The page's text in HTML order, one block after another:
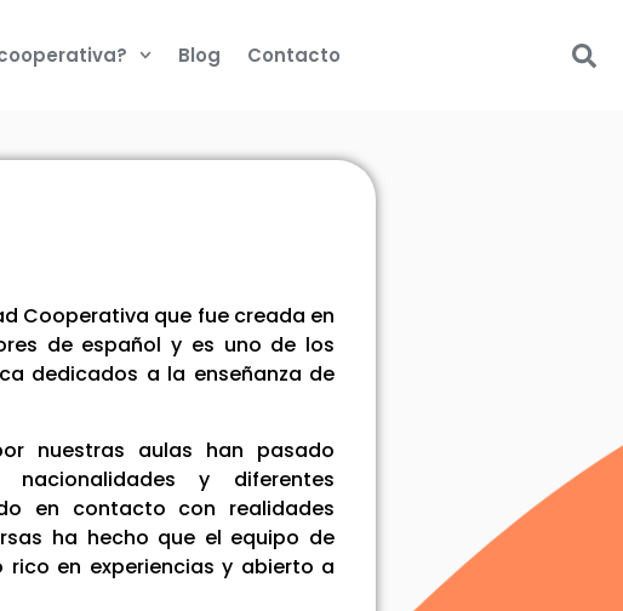
Blog Contacto
Cooperativa que fue creada en
de español y es uno de los
dedicados a la enseñanza de
nuestras aulas han pasado
y diferentes
en contacto con realidades
ha hecho que el equipo de
en experiencias y abierto a